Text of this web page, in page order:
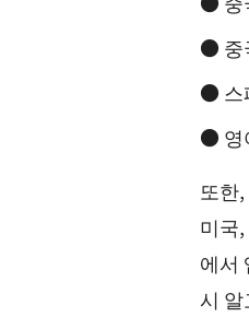
● 중
● 스
● 영
또한
미국
에서
시